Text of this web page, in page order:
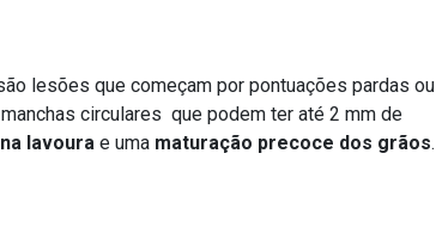
lesões que começam por pontuações pardas ou
circulares que podem ter até 2 mm de
lavourae uma maturação precoce dos grãos.